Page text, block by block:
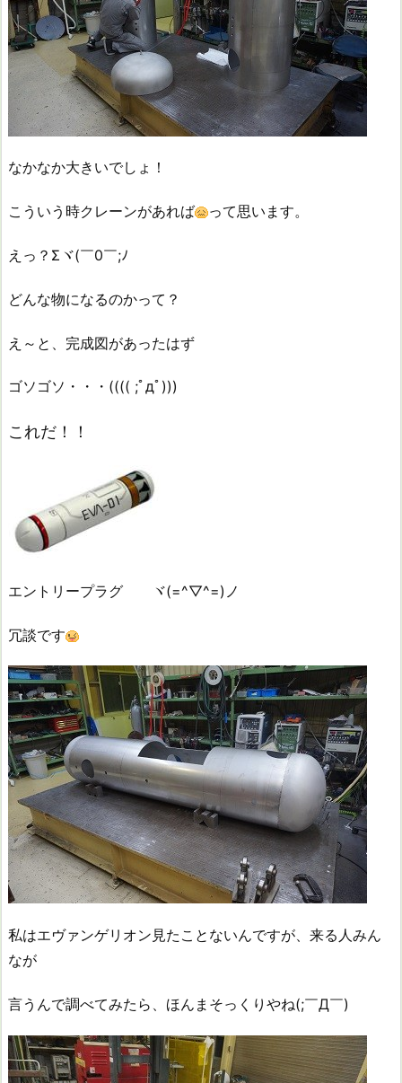
なかなか大きいでしょ！
こういう時クレーンがあれば って思います。
えっ？Σヾ(￣0￣;ﾉ
どんな物になるのかって？
え～と、完成図があったはず
ゴソゴソ・・・(((( ;ﾟдﾟ)))
これだ！！
エントリープラグ ヾ(=^▽^=)ノ
冗談です
私はエヴァンゲリオン見たことないんですが、来る人みん
なが
言うんで調べてみたら、ほんまそっくりやね(;￣Д￣)